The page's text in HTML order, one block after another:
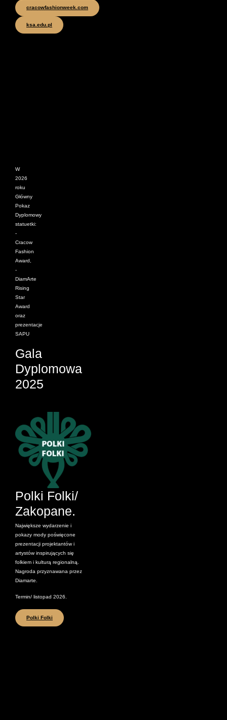
cracowfashionweek.com
ksa.edu.pl
W
2026
roku
Główny
Pokaz
Dyplomowy
statuetki:
-
Cracow
Fashion
Award,
-
DiamArte
Rising
Star
Award
oraz
prezentacje
SAPU
Gala
Dyplomowa
2025
Polki Folki/
Zakopane.
Największe wydarzenie i
pokazy mody poświęcone
prezentacji projektantów i
artystów inspirujących się
folkiem i kulturą regionalną.
Nagroda przyznawana przez
Diamarte.
Termin/ listopad 2026.
Polki Folki